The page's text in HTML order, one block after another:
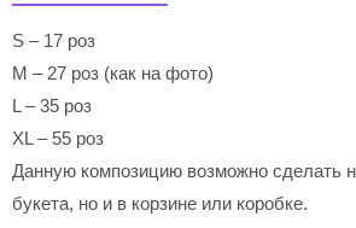
S – 17 роз
M – 27 роз (как на фото)
L – 35 роз
XL – 55 роз
Данную композицию возможно сделать
букета, но и в корзине или коробке.